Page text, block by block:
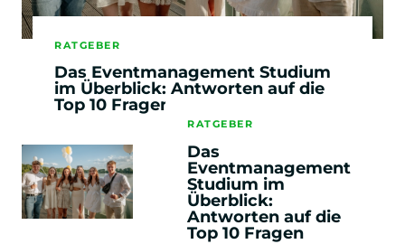
RATGEBER
Das Eventmanagement Studium
im Überblick: Antworten auf die
Top 10 Fragen
RATGEBER
Das
Eventmanagement
Studium im
Überblick:
Antworten auf die
Top 10 Fragen